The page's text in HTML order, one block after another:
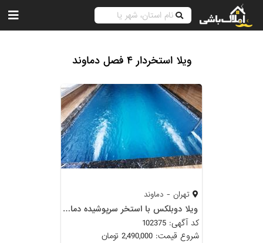
ویلا استخردار ۴ فصل دماوند
تهران - دماوند
ویلا دوبلکس با استخر سرپوشیده دماوند
کد آگهی: 102375
شروع قیمت: 2,490,000 تومان